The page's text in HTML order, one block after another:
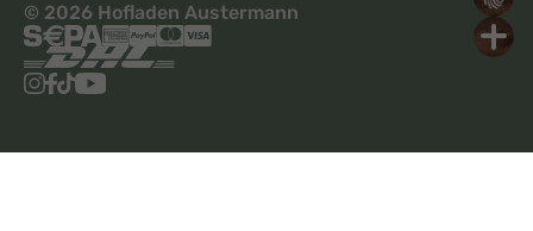
© 2026 Hofladen Austermann